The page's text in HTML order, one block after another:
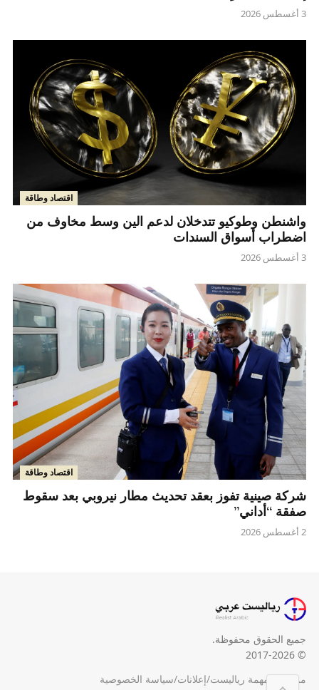
3 أغسطس 2026
اقتصاد وطاقة
واشنطن وطوكيو تتدخلان لدعم الين وسط مخاوف من
اضطراب أسواق السندات
3 أغسطس 2026
اقتصاد وطاقة
شركة صينية تفوز بعقد تحديث مطار نيروبي بعد سقوط
صفقة “أداني”
2 أغسطس 2026
جميع الحقوق محفوظة.
© 2017-2026
من نحن/مهمة رياليست/إعلانات/سياسة الخصوصية